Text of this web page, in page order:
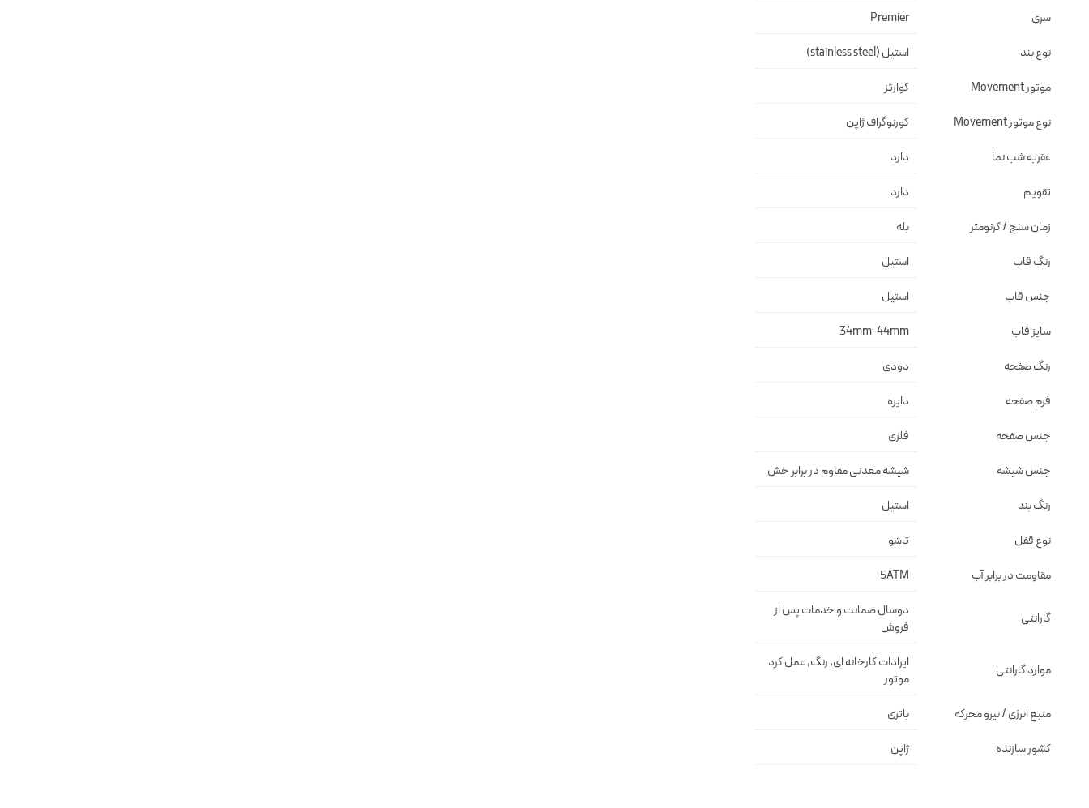
سری Premier
نوع بند استیل (stainless steel)
موتور Movement کوارتز
نوع موتور Movement کورنوگراف ژاپن
عقربه شب نما دارد
تقویم دارد
زمان سنج / کرنومتر بله
رنگ قاب استيل
جنس قاب استيل
سایز قاب 34mm-44mm
رنگ صفحه دودى
فرم صفحه دايره
جنس صفحه فلزى
جنس شیشه شيشه معدنى مقاوم در برابر خش
رنگ بند استيل
نوع قفل تاشو
مقاومت در برابر آب 5ATM
گارانتی
دوسال ضمانت و خدمات پس از
فروش
موارد گارانتی
ایرادات کارخانه ای, رنگ, عمل کرد
موتور
منبع انرژی / نیرو محرکه باتری
کشور سازنده ژاپن